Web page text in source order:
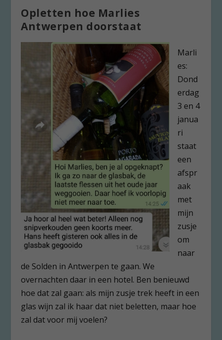
Opletten hoe Marlies
Antwerpen doorstaat
Marli
es:
Dond
erdag
3 en 4
janua
ri
staat
een
afspr
aak
met
mijn
zusje
om
naar
de Solden in Antwerpen te gaan. We
overnachten daar in een hotel. Ben benieuwd
hoe dat zal gaan: als mijn zusje trek heeft in een
glas wijn zal ik haar dat niet beletten, maar hoe
zal dat voor mij voelen?